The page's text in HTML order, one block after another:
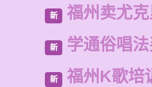
新 福州卖尤
新 学通俗唱
新 福州K歌培